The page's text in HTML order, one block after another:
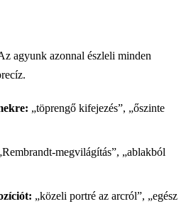
agyunk azonnal észleli minden
„töprengő kifejezés”, „őszinte
megvilágítás”, „ablakból
„közeli portré az arcról”, „egész